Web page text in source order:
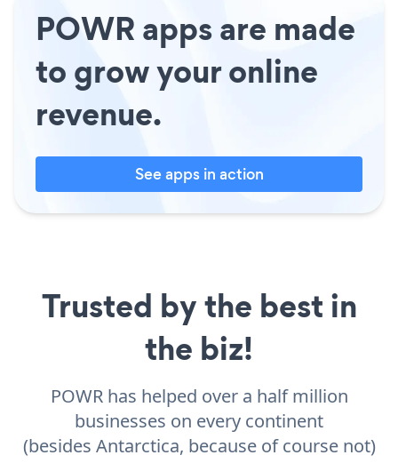
POWR apps are made
to grow your online
revenue.
See apps in action
Trusted by the best in
the biz!
POWR has helped over a half million
businesses on every continent
(besides Antarctica, because of course not)